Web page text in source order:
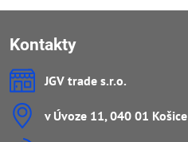
Kontakty
JGV trade s​.r​.o​.
v Úvoze 11, 040 01 Košice